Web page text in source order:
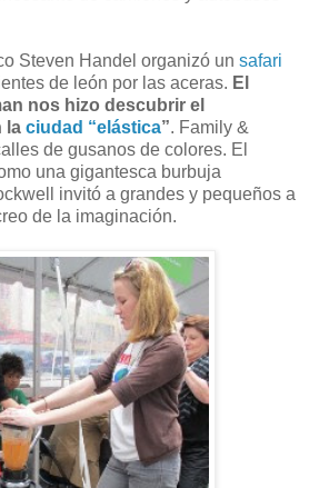
Steven Handel organizó un safari
de león por las aceras. El
nos hizo descubrir el
la ciudad “elástica”. Family &
de gusanos de colores. El
una gigantesca burbuja
invitó a grandes y pequeños a
de la imaginación.